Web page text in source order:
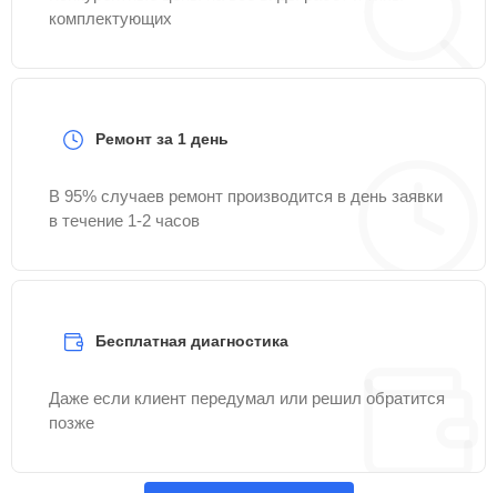
комплектующих
Ремонт за 1 день
В 95% случаев ремонт производится в день заявки
в течение 1-2 часов
Бесплатная диагностика
Даже если клиент передумал или решил обратится
позже